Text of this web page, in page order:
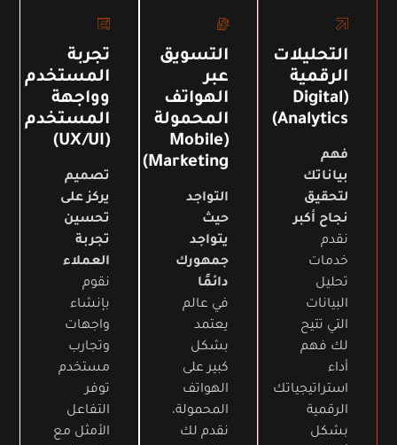
التحليلات
الرقمية
(Digital
Analytics)
فهم
بياناتك
لتحقيق
نجاح أكبر
نقدم
خدمات
تحليل
البيانات
التي تتيح
لك فهم
أداء
استراتيجياتك
الرقمية
بشكل
التسويق
عبر
الهواتف
المحمولة
(Mobile
Marketing)
التواجد
حيث
يتواجد
جمهورك
دائمًا
في عالم
يعتمد
بشكل
كبير على
الهواتف
المحمولة،
نقدم لك
تجربة
المستخدم
وواجهة
المستخدم
(UX/UI)
تصميم
يركز على
تحسين
تجربة
العملاء
نقوم
بإنشاء
واجهات
وتجارب
مستخدم
توفر
التفاعل
الأمثل مع